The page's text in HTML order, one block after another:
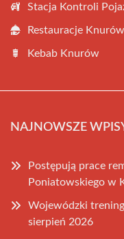
Stacja Kontroli
Restauracje Knurów
Kebab Knurów
NAJNOWSZE
Postępują prace
Poniatowskiego w
Wojewódzki
sierpień 2026